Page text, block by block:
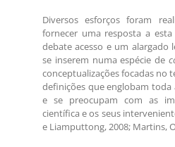
Diversos esforços foram
fornecer uma resposta a
debate acesso e um alargado
se inserem numa espécie de
conceptualizações focadas no
definições que englobam toda
e se preocupam com as
científica e os seus
e Liamputtong, 2008; Martins,